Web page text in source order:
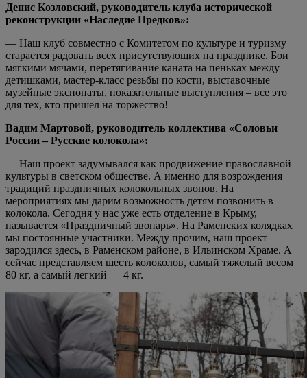
Денис Козловский, руководитель клуба исторической
реконструкции «Наследие Предков»:
— Наш клуб совместно с Комитетом по культуре и туризму
старается радовать всех присутствующих на празднике. Бои
мягкими мячами, перетягивание каната на пеньках между
детишками, мастер-класс резьбы по кости, выставочные
музейные экспонаты, показательные выступления – все это
для тех, кто пришел на торжество!
Вадим Мартовой, руководитель коллектива «Соловьи
России – Русские колокола»:
— Наш проект задумывался как продвижение православной
культуры в светском обществе. А именно для возрождения
традиций праздничных колокольных звонов. На
мероприятиях мы дарим возможность детям позвонить в
колокола. Сегодня у нас уже есть отделение в Крыму,
называется «Праздничный звонарь». На Раменских колядках
мы постоянные участники. Между прочим, наш проект
зародился здесь, в Раменском районе, в Ильинском Храме. А
сейчас представляем шесть колоколов, самый тяжелый весом
80 кг, а самый легкий — 4 кг.